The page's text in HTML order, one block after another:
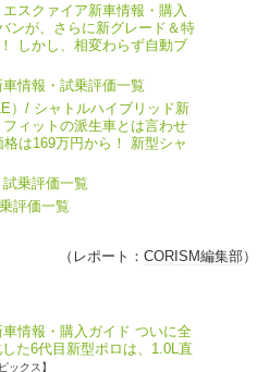
スクァイア新車情報・購入
ンが、さらに新グレード＆特
しかし、相変わらず自動ブ
情報・試乗評価一覧
）/ シャトルハイブリッド新
ィットの派生車とは言わせ
は169万円から！ 新型シャ
乗評価一覧
評価一覧
（レポート： CORISM編集部）
情報・購入ガイド ついに全
た6代目新型ポロは、1.0L直
ックス】